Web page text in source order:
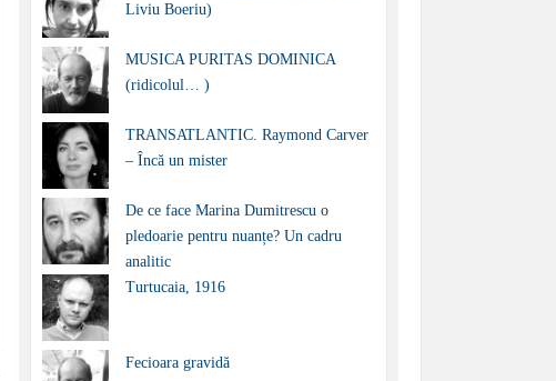
Liviu Boeriu)
MUSICA PURITAS DOMINICA
(ridicolul… )
TRANSATLANTIC. Raymond Carver
– Încă un mister
De ce face Marina Dumitrescu o
pledoarie pentru nuanțe? Un cadru
analitic
Turtucaia, 1916
Fecioara gravidă